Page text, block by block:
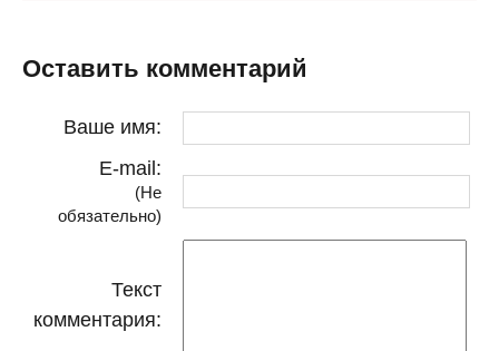
Оставить комментарий
Ваше имя:
E-mail:
(Не
обязательно)
Текст
комментария: